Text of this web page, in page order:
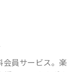
会員サービス。楽